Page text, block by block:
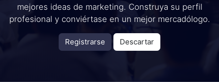
mejores ideas de marketing. Construya su perfil
profesional y conviértase en un mejor mercadólogo.
Registrarse Descartar